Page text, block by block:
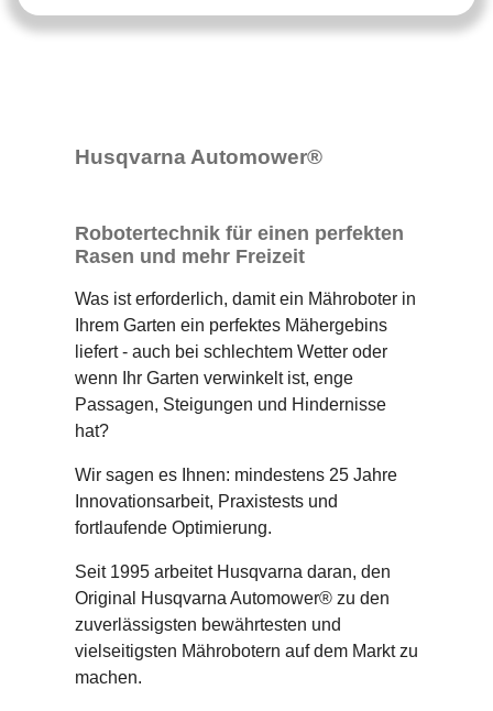
Husqvarna Automower®
Robotertechnik für einen perfekten
Rasen und mehr Freizeit
Was ist erforderlich, damit ein Mähroboter in
Ihrem Garten ein perfektes Mähergebins
liefert - auch bei schlechtem Wetter oder
wenn Ihr Garten verwinkelt ist, enge
Passagen, Steigungen und Hindernisse
hat?
Wir sagen es Ihnen: mindestens 25 Jahre
Innovationsarbeit, Praxistests und
fortlaufende Optimierung.
Seit 1995 arbeitet Husqvarna daran, den
Original Husqvarna Automower® zu den
zuverlässigsten bewährtesten und
vielseitigsten Mährobotern auf dem Markt zu
machen.